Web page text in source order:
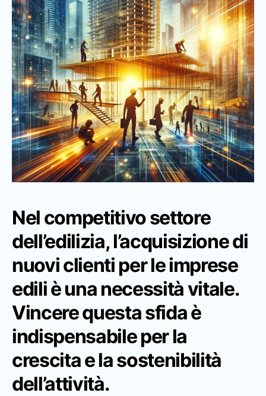
Nel competitivo settore
dell’edilizia, l’acquisizione di
nuovi clienti per le imprese
edili è una necessità vitale.
Vincere questa sfida è
indispensabile per la
crescita e la sostenibilità
dell’attività.